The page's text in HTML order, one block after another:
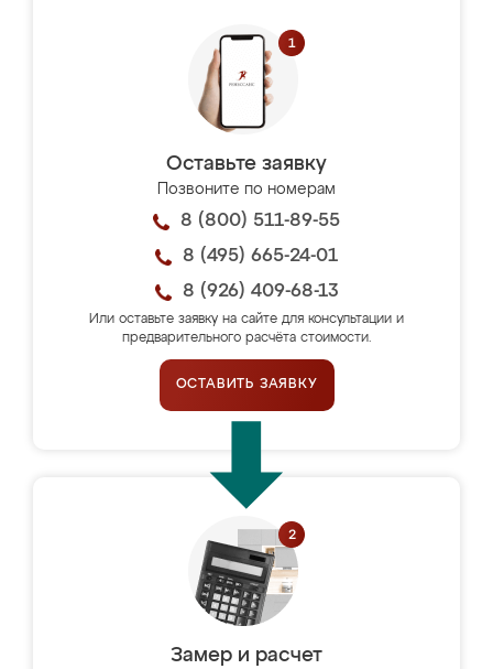
Оставьте заявку
Позвоните по номерам
8 (800) 511-89-55
8 (495) 665-24-01
8 (926) 409-68-13
Или оставьте заявку на сайте для консультации и
предварительного расчёта стоимости.
ОСТАВИТЬ ЗАЯВКУ
Замер и расчет